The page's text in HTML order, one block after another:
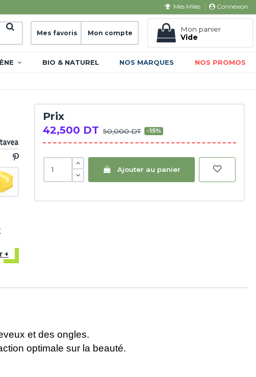
Mes Miles Connexion
Mes favoris Mon compte
Mon panier
Vide
BIO & NATUREL NOS MARQUES NOS PROMOS
+
Prix
42,500 DT 50,000 DT -15%
Ajouter au panier
et des ongles.
optimale sur la beauté.